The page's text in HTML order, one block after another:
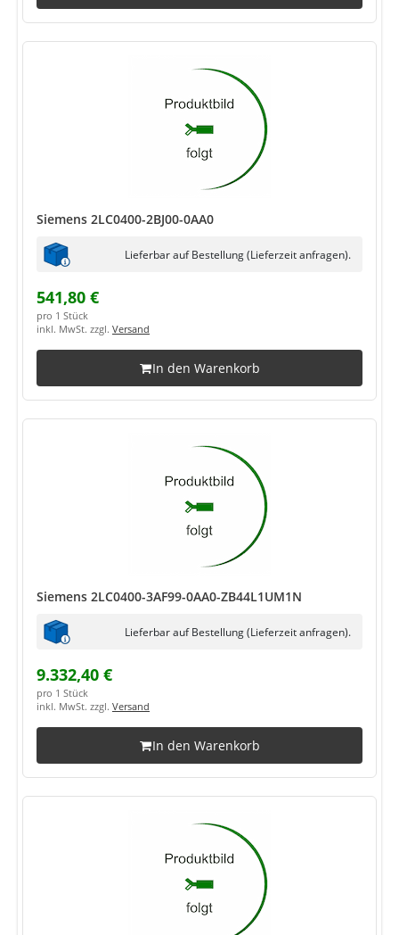
Siemens 2LC0400-2BJ00-0AA0
Lieferbar auf Bestellung (Lieferzeit anfragen).
541,80 €
pro 1 Stück
inkl. MwSt. zzgl. Versand
In den Warenkorb
Siemens 2LC0400-3AF99-0AA0-ZB44L1UM1N
Lieferbar auf Bestellung (Lieferzeit anfragen).
9.332,40 €
pro 1 Stück
inkl. MwSt. zzgl. Versand
In den Warenkorb